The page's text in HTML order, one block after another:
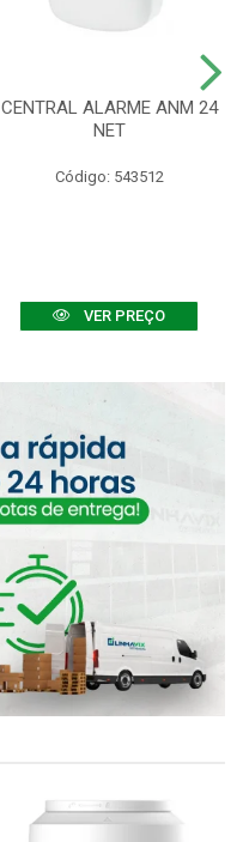
CENTRAL ALARME ANM 24
NET
Código: 543512
VER PREÇO